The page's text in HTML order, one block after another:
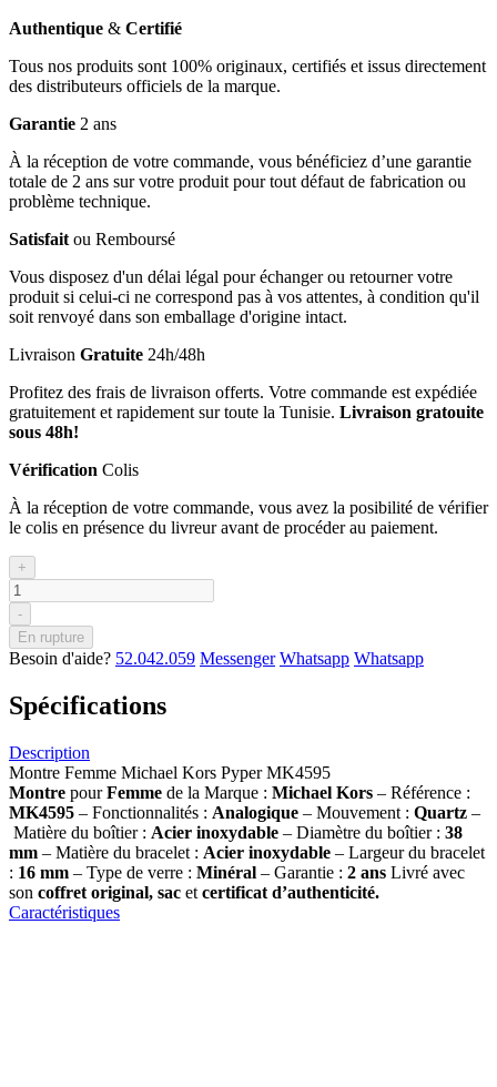
Authentique & Certifié
Tous nos produits sont 100% originaux, certifiés et issus directement
des distributeurs officiels de la marque.
Garantie 2 ans
À la réception de votre commande, vous bénéficiez d’une garantie
totale de 2 ans sur votre produit pour tout défaut de fabrication ou
problème technique.
Satisfait ou Remboursé
Vous disposez d'un délai légal pour échanger ou retourner votre
produit si celui-ci ne correspond pas à vos attentes, à condition qu'il
soit renvoyé dans son emballage d'origine intact.
Livraison Gratuite 24h/48h
Profitez des frais de livraison offerts. Votre commande est expédiée
gratuitement et rapidement sur toute la Tunisie. Livraison gratouite
sous 48h!
Vérification Colis
À la réception de votre commande, vous avez la posibilité de vérifier
le colis en présence du livreur avant de procéder au paiement.
+
-
En rupture
Besoin d'aide? 52.042.059 Messenger Whatsapp Whatsapp
Spécifications
Description
Montre Femme Michael Kors Pyper MK4595
Montre pourFemme de la Marque : Michael Kors – Référence :
MK4595 – Fonctionnalités : Analogique – Mouvement : Quartz –
Matière du boîtier : Acier inoxydable – Diamètre du boîtier : 38
mm – Matière du bracelet : Acier inoxydable – Largeur du bracelet
: 16 mm – Type de verre : Minéral – Garantie : 2 ans Livré avec
son coffret original, sac et certificat d’authenticité.
Caractéristiques